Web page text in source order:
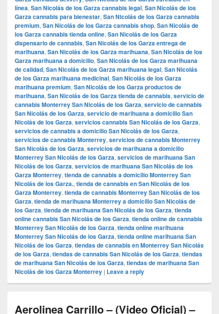
línea, San Nicolás de los Garza cannabis legal, San Nicolás de los
Garza cannabis para bienestar, San Nicolás de los Garza cannabis
premium, San Nicolás de los Garza cannabis shop, San Nicolás de
los Garza cannabis tienda online, San Nicolás de los Garza
dispensario de cannabis, San Nicolás de los Garza entrega de
marihuana, San Nicolás de los Garza marihuana, San Nicolás de los
Garza marihuana a domicilio, San Nicolás de los Garza marihuana
de calidad, San Nicolás de los Garza marihuana legal, San Nicolás
de los Garza marihuana medicinal, San Nicolás de los Garza
marihuana premium, San Nicolás de los Garza productos de
marihuana, San Nicolás de los Garza tienda de cannabis, servicio de
cannabis Monterrey San Nicolás de los Garza, servicio de cannabis
San Nicolás de los Garza, servicio de marihuana a domicilio San
Nicolás de los Garza, servicios cannabis San Nicolás de los Garza,
servicios de cannabis a domicilio San Nicolás de los Garza,
servicios de cannabis Monterrey, servicios de cannabis Monterrey
San Nicolás de los Garza, servicios de marihuana a domicilio
Monterrey San Nicolás de los Garza, servicios de marihuana San
Nicolás de los Garza, servicios de marihuana San Nicolás de los
Garza Monterrey, tienda de cannabis a domicilio Monterrey San
Nicolás de los Garza., tienda de cannabis en San Nicolás de los
Garza Monterrey, tienda de cannabis Monterrey San Nicolás de los
Garza, tienda de marihuana Monterrey a domicilio San Nicolás de
los Garza, tienda de marihuana San Nicolás de los Garza, tienda
online cannabis San Nicolás de los Garza, tienda online de cannabis
Monterrey San Nicolás de los Garza, tienda online marihuana
Monterrey San Nicolás de los Garza, tienda online marihuana San
Nicolás de los Garza, tiendas de cannabis en Monterrey San Nicolás
de los Garza, tiendas de cannabis San Nicolás de los Garza, tiendas
de marihuana San Nicolás de los Garza, tiendas de marihuana San
Nicolás de los Garza Monterrey | Leave a reply
Aerolinea Carrillo – (Video Oficial) –